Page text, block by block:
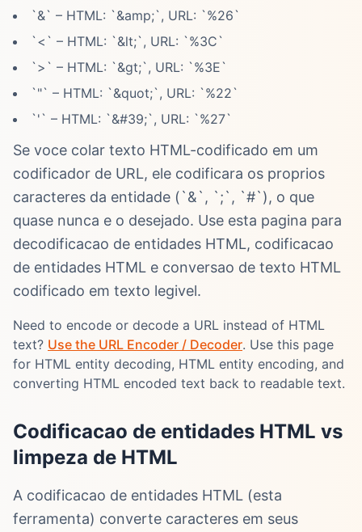
`&` – HTML: `&amp;`, URL: `%26`
`<` – HTML: `&lt;`, URL: `%3C`
`>` – HTML: `&gt;`, URL: `%3E`
`"` – HTML: `&quot;`, URL: `%22`
`'` – HTML: `&#39;`, URL: `%27`
Se voce colar texto HTML-codificado em um
codificador de URL, ele codificara os proprios
caracteres da entidade (`&`, `;`, `#`), o que
quase nunca e o desejado. Use esta pagina para
decodificacao de entidades HTML, codificacao
de entidades HTML e conversao de texto HTML
codificado em texto legivel.
Need to encode or decode a URL instead of HTML
text? Use the URL Encoder / Decoder. Use this page
for HTML entity decoding, HTML entity encoding, and
converting HTML encoded text back to readable text.
Codificacao de entidades HTML vs
limpeza de HTML
A codificacao de entidades HTML (esta
ferramenta) converte caracteres em seus